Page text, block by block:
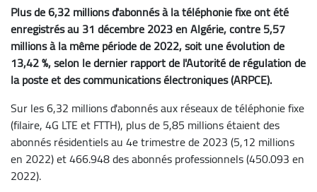
Plus de 6,32 millions d'abonnés à la téléphonie fixe ont été
enregistrés au 31 décembre 2023 en Algérie, contre 5,57
millions à la même période de 2022, soit une évolution de
13,42 %, selon le dernier rapport de l'Autorité de régulation de
la poste et des communications électroniques (ARPCE).
Sur les 6,32 millions d'abonnés aux réseaux de téléphonie fixe
(filaire, 4G LTE et FTTH), plus de 5,85 millions étaient des
abonnés résidentiels au 4e trimestre de 2023 (5,12 millions
en 2022) et 466.948 des abonnés professionnels (450.093 en
2022).